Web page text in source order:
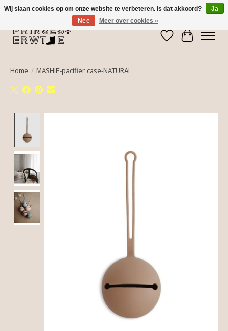
Verlanglijst
Home / MASHIE-pacifier case-NATURAL
Wij slaan cookies op om onze website te verbeteren. Is dat akkoord?
Ja
Nee
Meer over cookies »